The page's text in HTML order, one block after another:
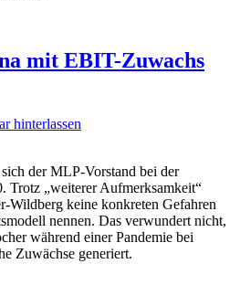
mit EBIT-Zuwachs
hinterlassen
der MLP-Vorstand bei der
Trotz „weiterer Aufmerksamkeit“
Wildberg keine konkreten Gefahren
nennen. Das verwundert nicht,
während einer Pandemie bei
Zuwächse generiert.